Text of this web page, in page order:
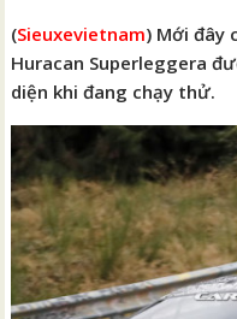
(Sieuxevietnam) Mới đây
Huracan Superleggera
diện khi đang chạy thử.